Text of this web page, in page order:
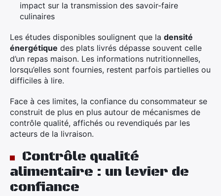
impact sur la transmission des savoir-faire
culinaires
Les études disponibles soulignent que la densité
énergétique des plats livrés dépasse souvent celle
d’un repas maison. Les informations nutritionnelles,
lorsqu’elles sont fournies, restent parfois partielles ou
difficiles à lire.
Face à ces limites, la confiance du consommateur se
construit de plus en plus autour de mécanismes de
contrôle qualité, affichés ou revendiqués par les
acteurs de la livraison.
Contrôle qualité
alimentaire : un levier de
confiance